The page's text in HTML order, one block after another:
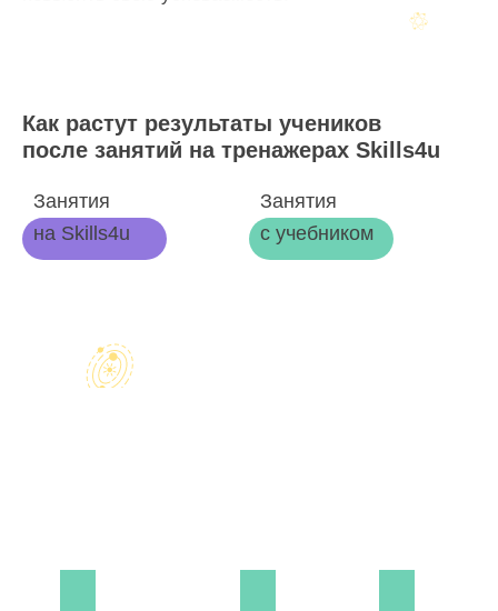
Как растут результаты учеников
после занятий на тренажерах Skills4u
Занятия
на Skills4u
Занятия
с учебником